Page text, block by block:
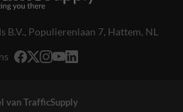
B.V., Populierenlaan 7, Hattem, NL
van TrafficSupply